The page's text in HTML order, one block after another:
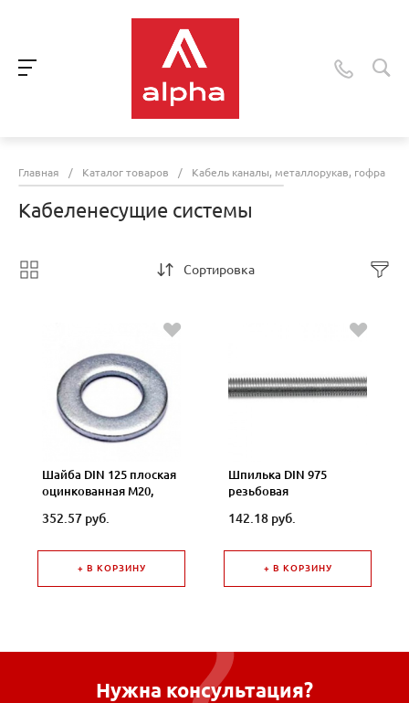
Главная / Каталог товаров / Кабель каналы, металлорукав, гофра
Кабеленесущие системы
Сортировка
Шайба DIN 125 плоская
оцинкованная М20,
352.57 руб.
+ В КОРЗИНУ
Шпилька DIN 975
резьбовая
длина 2000мм
142.18 руб.
+ В КОРЗИНУ
Нужна консультация?